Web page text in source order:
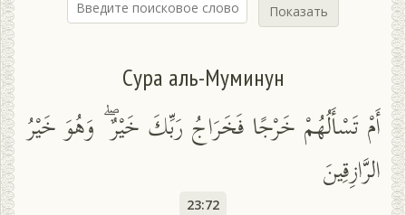
Показать
Сура аль-Муминун
أَمْ تَسْأَلُهُمْ خَرْجًا فَخَرَاجُ رَبِّكَ خَيْرٌ ۖ وَهُوَ خَيْرُ
الرَّازِقِينَ
23:72